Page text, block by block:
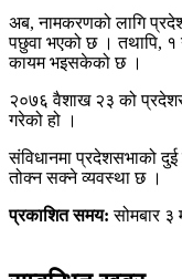
अब, नामकरणको लागि
पछुवा भएको छ । तथापि, १
कायम भइसकेको छ ।
२०७६ वैशाख २३ को
गरेको हो ।
संविधानमा प्रदेशसभाको दुई
तोक्न सक्ने व्यवस्था छ ।
प्रकाशित समय: सोमबार